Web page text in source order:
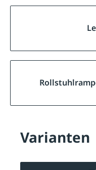
Varianten